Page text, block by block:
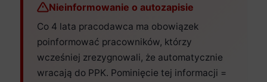
Nieinformowanie o autozapisie
Co 4 lata pracodawca ma obowiązek
poinformować pracowników, którzy
wcześniej zrezygnowali, że automatycznie
wracają do PPK. Pominięcie tej informacji =